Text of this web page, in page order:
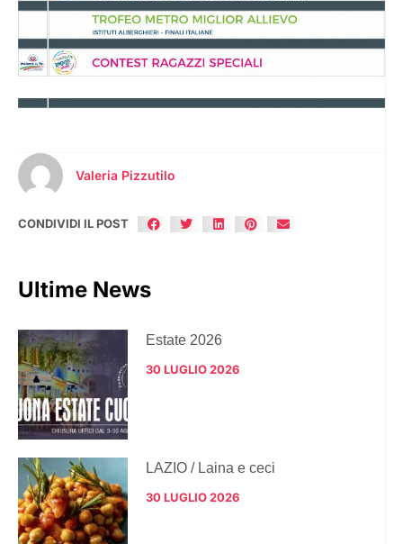
Valeria Pizzutilo
CONDIVIDI IL POST
Ultime News
Estate 2026
30 LUGLIO 2026
LAZIO / Laina e ceci
30 LUGLIO 2026